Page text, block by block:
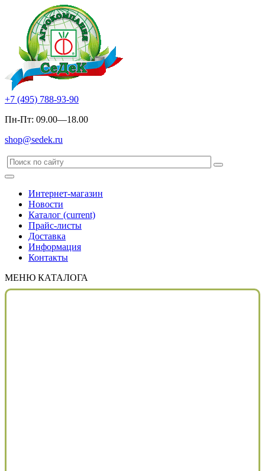
+7 (495) 788-93-90
Пн-Пт: 09.00—18.00
shop@sedek.ru
Интернет-магазин
Новости
Каталог (current)
Прайс-листы
Доставка
Информация
Контакты
МЕНЮ КАТАЛОГА